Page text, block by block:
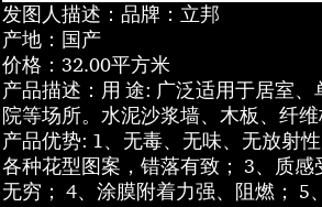
发图人描述：品牌：立邦
产地：国产
价格：32.00平方米
产品描述：用 途: 广泛适用于居室
院等场所。水泥沙浆墙、木板、纤
产品优势: 1、无毒、无味、无放射
各种花型图案，错落有致； 3、质
无穷； 4、涂膜附着力强、阻燃； 5